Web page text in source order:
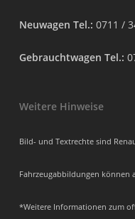
Neuwagen Tel.: 0711 /
Gebrauchtwagen Tel.:
Weitere Hinweise
Bild- und Textrechte sind
Fahrzeugabbildungen können
*Weitere Informationen zum